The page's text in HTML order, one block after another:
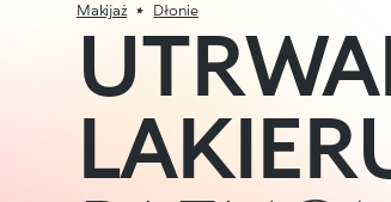
Makijaż Dłonie